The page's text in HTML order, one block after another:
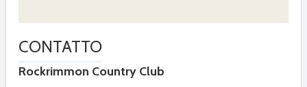
CONTATTO
Rockrimmon Country Club